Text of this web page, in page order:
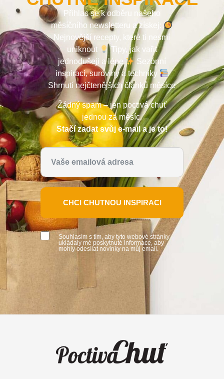
Přihlas se k odběru našeho
měsíčního newsletteru a získej:
Nejnovější recepty, které ti nesmí
uniknout
Tipy, jak vařit
jednodušeji a lépe
Sezónní
inspiraci, suroviny a techniky
Shrnutí nejčtenějších článků měsíce
Žádný spam – jen poctivá chuť
jednou za měsíc.
Stačí zadat svůj e-mail a je to!
CHCI CHUTNOU INSPIRACI
Souhlasím s tím, aby tyto webové stránky
ukládaly mé poskytnuté informace, aby
mohly odesílat novinky na můj email.